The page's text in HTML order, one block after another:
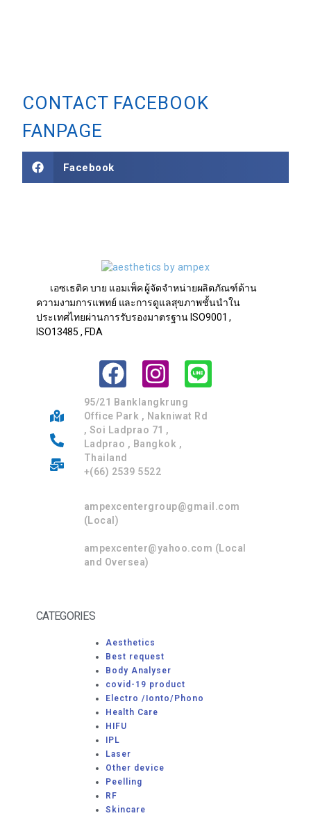
CONTACT FACEBOOK
FANPAGE
Facebook
เอซเธติค บาย แอมเพ็ค ผู้จัดจำหน่ายผลิตภัณฑ์ด้าน
ความงามการแพทย์ และการดูแลสุขภาพชั้นนำใน
ประเทศไทยผ่านการรับรองมาตรฐาน ISO9001 ,
ISO13485 , FDA
95/21 Banklangkrung
Office Park , Nakniwat Rd
, Soi Ladprao 71 ,
Ladprao , Bangkok ,
Thailand
+(66) 2539 5522
ampexcentergroup@gmail.com
(Local)
ampexcenter@yahoo.com (Local
and Oversea)
CATEGORIES
Aesthetics
Best request
Body Analyser
covid-19 product
Electro /Ionto/Phono
Health Care
HIFU
IPL
Laser
Other device
Peelling
RF
Skincare